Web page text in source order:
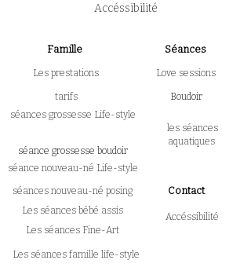
Accéssibilité
Famille
Les prestations
tarifs
Séances
Love sessions
Boudoir
séances grossesse Life-style
séance grossesse boudoir
les séances
aquatiques
séance nouveau-né Life-style
séances nouveau-né posing
Les séances bébé assis
Contact
Accéssibilité
Les séances Fine-Art
Les séances famille life-style